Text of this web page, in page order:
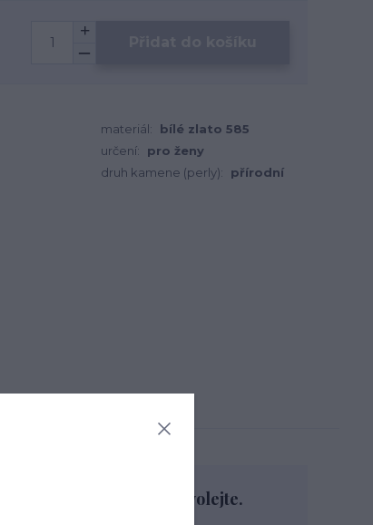
materiál:
bílé zlato 585
určení:
pro ženy
druh kamene (perly): přírodní
Nevíte si rady? Zavolejte.